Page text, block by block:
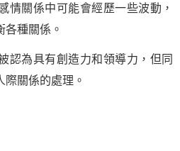
情關係中可能會經歷一些波動，
各種關係。
認為具有創造力和領導力，但同
際關係的處理。